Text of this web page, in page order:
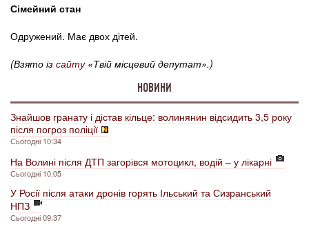
Сімейний стан
Одружений. Має двох дітей.
(Взято із сайту«Твій місцевий депутат».)
НОВИНИ
Знайшов гранату і дістав кільце: волинянин відсидить 3,5 року
після погроз поліції
Сьогодні 10:34
На Волині після ДТП загорівся мотоцикл, водій – у лікарні
Сьогодні 10:05
У Росії після атаки дронів горять Ільський та Сизранський
НПЗ
Сьогодні 09:37